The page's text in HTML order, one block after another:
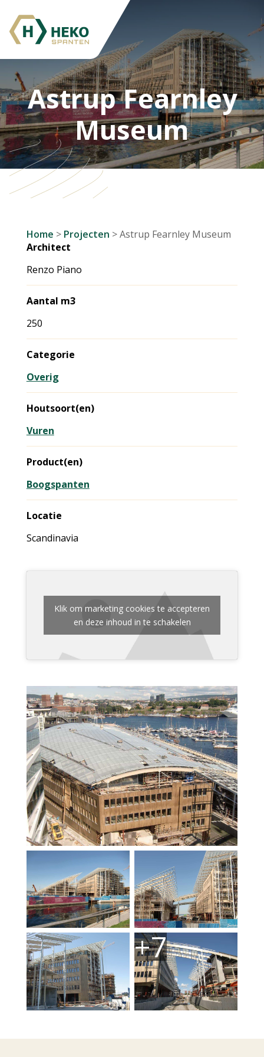
Astrup Fearnley
Museum
Home > Projecten >Astrup Fearnley Museum
Architect
Renzo Piano
Aantal m3
250
Categorie
Overig
Houtsoort(en)
Vuren
Product(en)
Boogspanten
Locatie
Scandinavia
Klik om marketing cookies te accepteren
en deze inhoud in te schakelen